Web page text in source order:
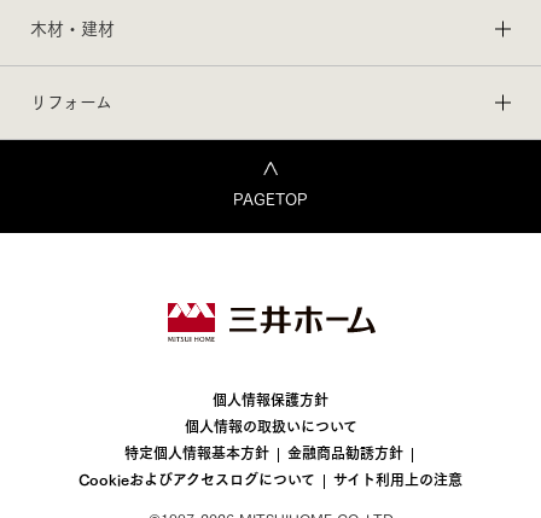
木材・建材
リフォーム
PAGETOP
個人情報保護方針
個人情報の取扱いについて
特定個人情報基本方針
金融商品勧誘方針
Cookieおよびアクセスログについて
サイト利用上の注意